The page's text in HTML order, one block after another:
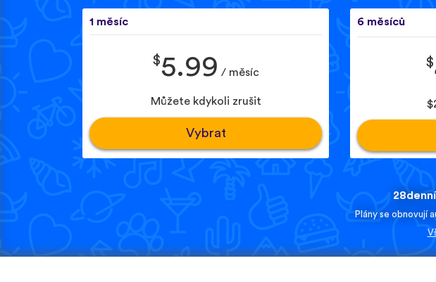
1 měsíc
$5.99 / měsíc
Můžete kdykoli zrušit
Vybrat
6 měsíců
$
Plány se obnovují